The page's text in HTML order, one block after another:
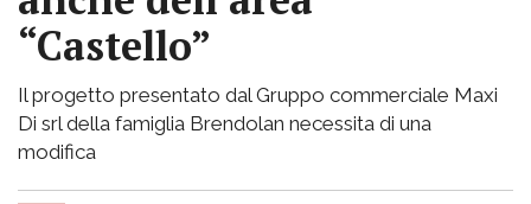
“Castello”
Il progetto presentato dal Gruppo commerciale Maxi
Di srl della famiglia Brendolan necessita di una
modifica